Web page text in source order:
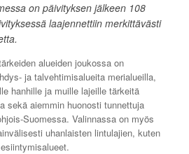
on päivityksen jälkeen 108
laajennettiin merkittävästi
alueiden joukossa on
ja talvehtimisalueita merialueilla,
hanhille ja muille lajeille tärkeitä
sekä aiemmin huonosti tunnettuja
Suomessa. Valinnassa on myös
uhanlaisten lintulajien, kuten